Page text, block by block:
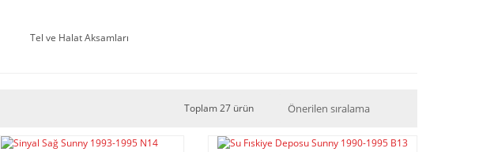
Tel ve Halat Aksamları
Toplam 27 ürün